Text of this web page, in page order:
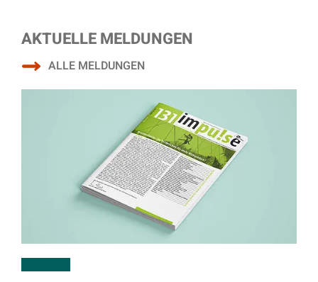
AKTUELLE MELDUNGEN
ALLE MELDUNGEN